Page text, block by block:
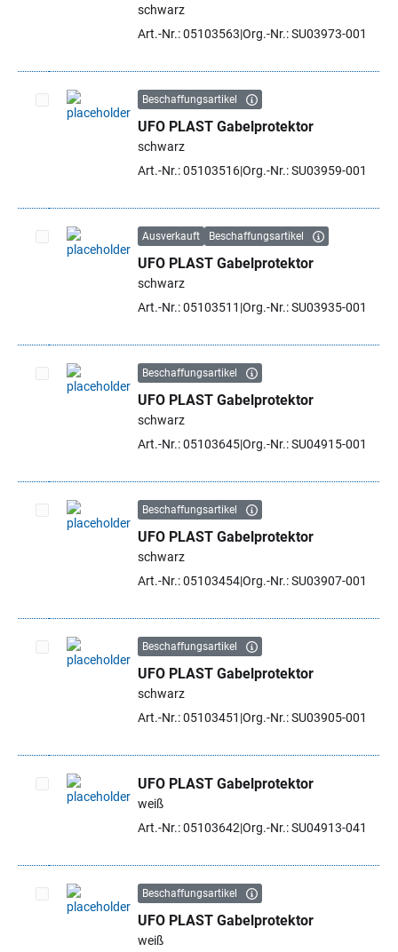
schwarz
Art.-Nr.: 05103563 Org.-Nr.: SU03973-001
Artikel auswählen
Beschaffungsartikel
UFO PLAST Gabelprotektor
schwarz
Art.-Nr.: 05103516Org.-Nr.: SU03959-001
Artikel auswählen
Ausverkauft Beschaffungsartikel
UFO PLAST Gabelprotektor
schwarz
Art.-Nr.: 05103511 Org.-Nr.: SU03935-001
Artikel auswählen
Beschaffungsartikel
UFO PLAST Gabelprotektor
schwarz
Art.-Nr.: 05103645Org.-Nr.: SU04915-001
Artikel auswählen
Beschaffungsartikel
UFO PLAST Gabelprotektor
schwarz
Art.-Nr.: 05103454Org.-Nr.: SU03907-001
Artikel auswählen
Beschaffungsartikel
UFO PLAST Gabelprotektor
schwarz
Art.-Nr.: 05103451 Org.-Nr.: SU03905-001
Artikel auswählen
UFO PLAST Gabelprotektor
weiß
Art.-Nr.: 05103642 Org.-Nr.: SU04913-041
Artikel auswählen
Beschaffungsartikel
UFO PLAST Gabelprotektor
weiß